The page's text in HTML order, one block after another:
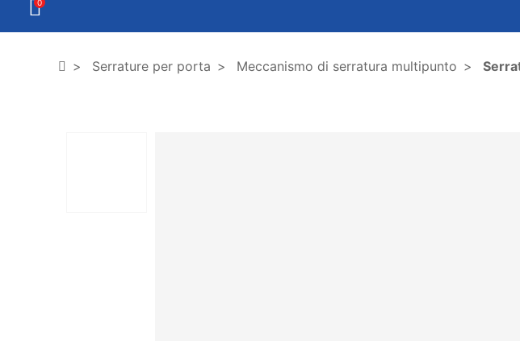
0
Serrature per porta Meccanismo di serratura multipunto